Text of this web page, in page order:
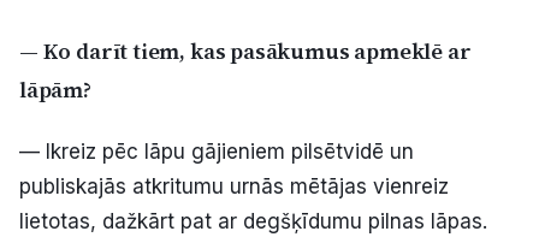
— Ko darīt tiem, kas pasākumus apmeklē ar
lāpām?
— Ikreiz pēc lāpu gājieniem pilsētvidē un
publiskajās atkritumu urnās mētājas vienreiz
lietotas, dažkārt pat ar degšķīdumu pilnas lāpas.